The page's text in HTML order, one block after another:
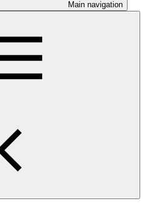
Main navigation